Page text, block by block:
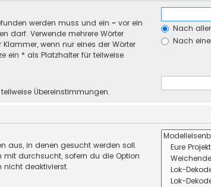
werden muss und ein - vor ein
darf. Verwende mehrere Wörter
Klammer, wenn nur eines der Wörter
ein * als Platzhalter für teilweise
Nach
Nach
Übereinstimmungen.
aus, in denen gesucht werden soll.
mit durchsucht, sofern du die Option
nicht deaktivierst.